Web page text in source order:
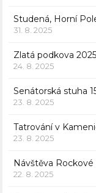
Studená, Horní
31. 8. 2025
Zlatá podkova
24. 8. 2025
Senátorská stuha
23. 8. 2025
Tatrování v
23. 8. 2025
Návštěva
22. 8. 2025